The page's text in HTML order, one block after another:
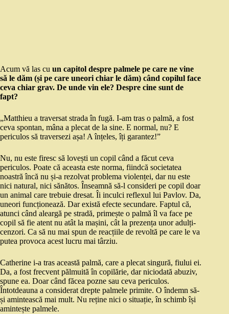
Acum vă las cu un capitol despre palmele pe care ne vine
să le dăm (și pe care uneori chiar le dăm) când copilul face
ceva chiar grav. De unde vin ele? Despre cine sunt de
fapt?
„Matthieu a traversat strada în fugă. I-am tras o palmă, a fost
ceva spontan, mâna a plecat de la sine. E normal, nu? E
periculos să traversezi așa! A înțeles, îți garantez!”
Nu, nu este firesc să lovești un copil când a făcut ceva
periculos. Poate că aceasta este norma, fiindcă societatea
noastră încă nu și-a rezolvat problema violenței, dar nu este
nici natural, nici sănătos. Înseamnă să-l consideri pe copil doar
un animal care trebuie dresat. Îi inculci reflexul lui Pavlov. Da,
uneori funcționează. Dar există efecte secundare. Faptul că,
atunci când aleargă pe stradă, primește o palmă îl va face pe
copil să fie atent nu atât la mașini, cât la prezența unor adulți-
cenzori. Ca să nu mai spun de reacțiile de revoltă pe care le va
putea provoca acest lucru mai târziu.
Catherine i-a tras această palmă, care a plecat singură, fiului ei.
Da, a fost frecvent pălmuită în copilărie, dar niciodată abuziv,
spune ea. Doar când făcea pozne sau ceva periculos.
Întotdeauna a considerat drepte palmele primite. O îndemn să-
și amintească mai mult. Nu reține nici o situație, în schimb își
amintește palmele.